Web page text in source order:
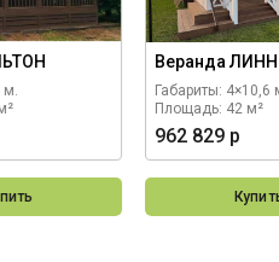
м.
Веранда
Габариты: 4×10,6
Площадь: 42 м²
962 829 р